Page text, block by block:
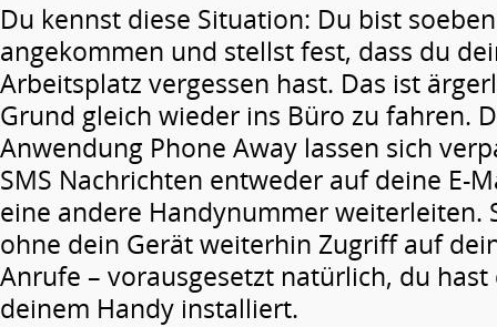
Du kennst diese Situation: Du bist
angekommen und stellst fest, dass du
Arbeitsplatz vergessen hast. Das ist
Grund gleich wieder ins Büro zu fahren.
Anwendung Phone Away lassen sich
SMS Nachrichten entweder auf deine E-
eine andere Handynummer weiterleiten.
ohne dein Gerät weiterhin Zugriff auf
Anrufe – vorausgesetzt natürlich, du hast
deinem Handy installiert.